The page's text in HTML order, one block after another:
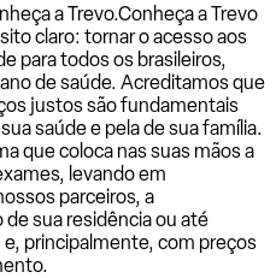
a Trevo.Conheça a Trevo
claro: tornar o acesso aos
para todos os brasileiros,
de saúde. Acreditamos que
justos são fundamentais
saúde e pela de sua família.
que coloca nas suas mãos a
levando em
parceiros, a
sua residência ou até
principalmente, com preços